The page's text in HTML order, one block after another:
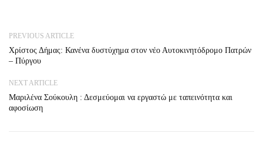
PREVIOUS ARTICLE
Χρίστος Δήμας: Κανένα δυστύχημα στον νέο Αυτοκινητόδρομο Πατρών
– Πύργου
NEXT ARTICLE
Μαριλένα Σούκουλη : Δεσμεύομαι να εργαστώ με ταπεινότητα και
αφοσίωση